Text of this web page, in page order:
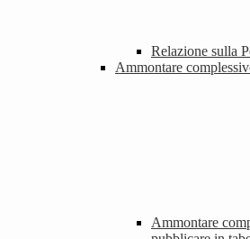
Relazione sulla
Ammontare
Ammontare